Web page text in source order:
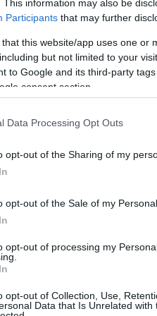
This information may also be
Participants that may further
that this website/app uses one or
but not limited to your
to Google and its third-party
consent section.
Data Processing Opt Outs
opt-out of the Sharing of my
opt-out of the Sale of my Personal
opt-out of processing my
opt-out of Collection, Use,
Data that Is Unrelated
gaidāma no +12
novados.
ziņās Pievienot